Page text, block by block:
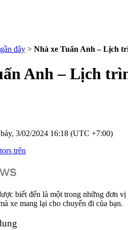
đây > Nhà xe Tuấn Anh – Lịch
Anh – Lịch
3/02/2024 16:18 (UTC +7:00)
trên
biết đến là một trong những đơn
xe mang lại cho chuyến đi của bạn.